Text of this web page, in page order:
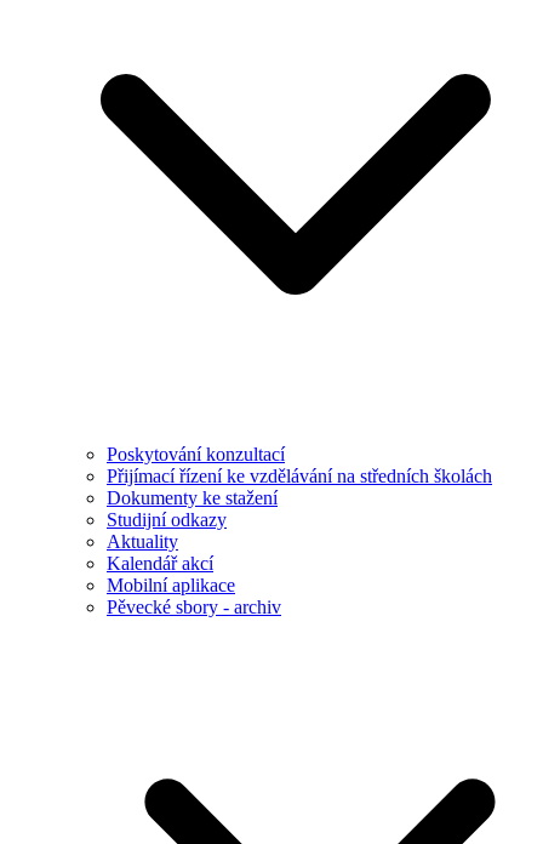
Poskytování konzultací
Přijímací řízení ke vzdělávání na středních školách
Dokumenty ke stažení
Studijní odkazy
Aktuality
Kalendář akcí
Mobilní aplikace
Pěvecké sbory - archiv